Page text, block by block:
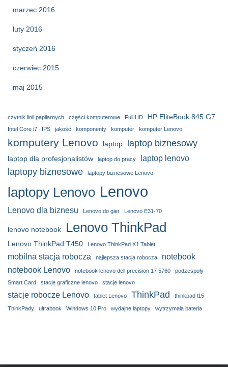
marzec 2016
luty 2016
styczeń 2016
czerwiec 2015
maj 2015
czytnik linii papilarnych części komputerowe Full HD HP EliteBook 845 G7
Intel Core i7 IPS jakość komponenty komputer komputer Lenovo
komputery Lenovo laptop laptop biznesowy
laptop dla profesjonalistów laptop do pracy laptop lenovo
laptopy biznesowe laptopy biznesowe Lenovo
laptopy Lenovo Lenovo
Lenovo dla biznesu Lenovo do gier Lenovo E31-70
lenovo notebook Lenovo ThinkPad
Lenovo ThinkPad T450 Lenovo ThinkPad X1 Tablet
mobilna stacja robocza najlepsza stacja robocza
notebook
notebook Lenovo
notebook lenovo dell precision 17 5760
podzespoły
Smart Card
stacje graficzne lenovo stacje lenovo
stacje robocze Lenovo tablet Lenovo ThinkPad thinkpad l15
ThinkPady ultrabook Windows 10 Pro wydajne laptopy wytrzymała bateria